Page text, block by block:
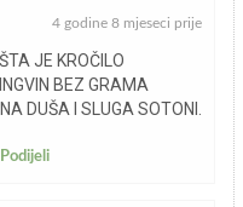
4 godine 8 mjeseci prije
JE KROČILO
BEZ GRAMA
DUŠA I SLUGA SOTONI.
Podijeli